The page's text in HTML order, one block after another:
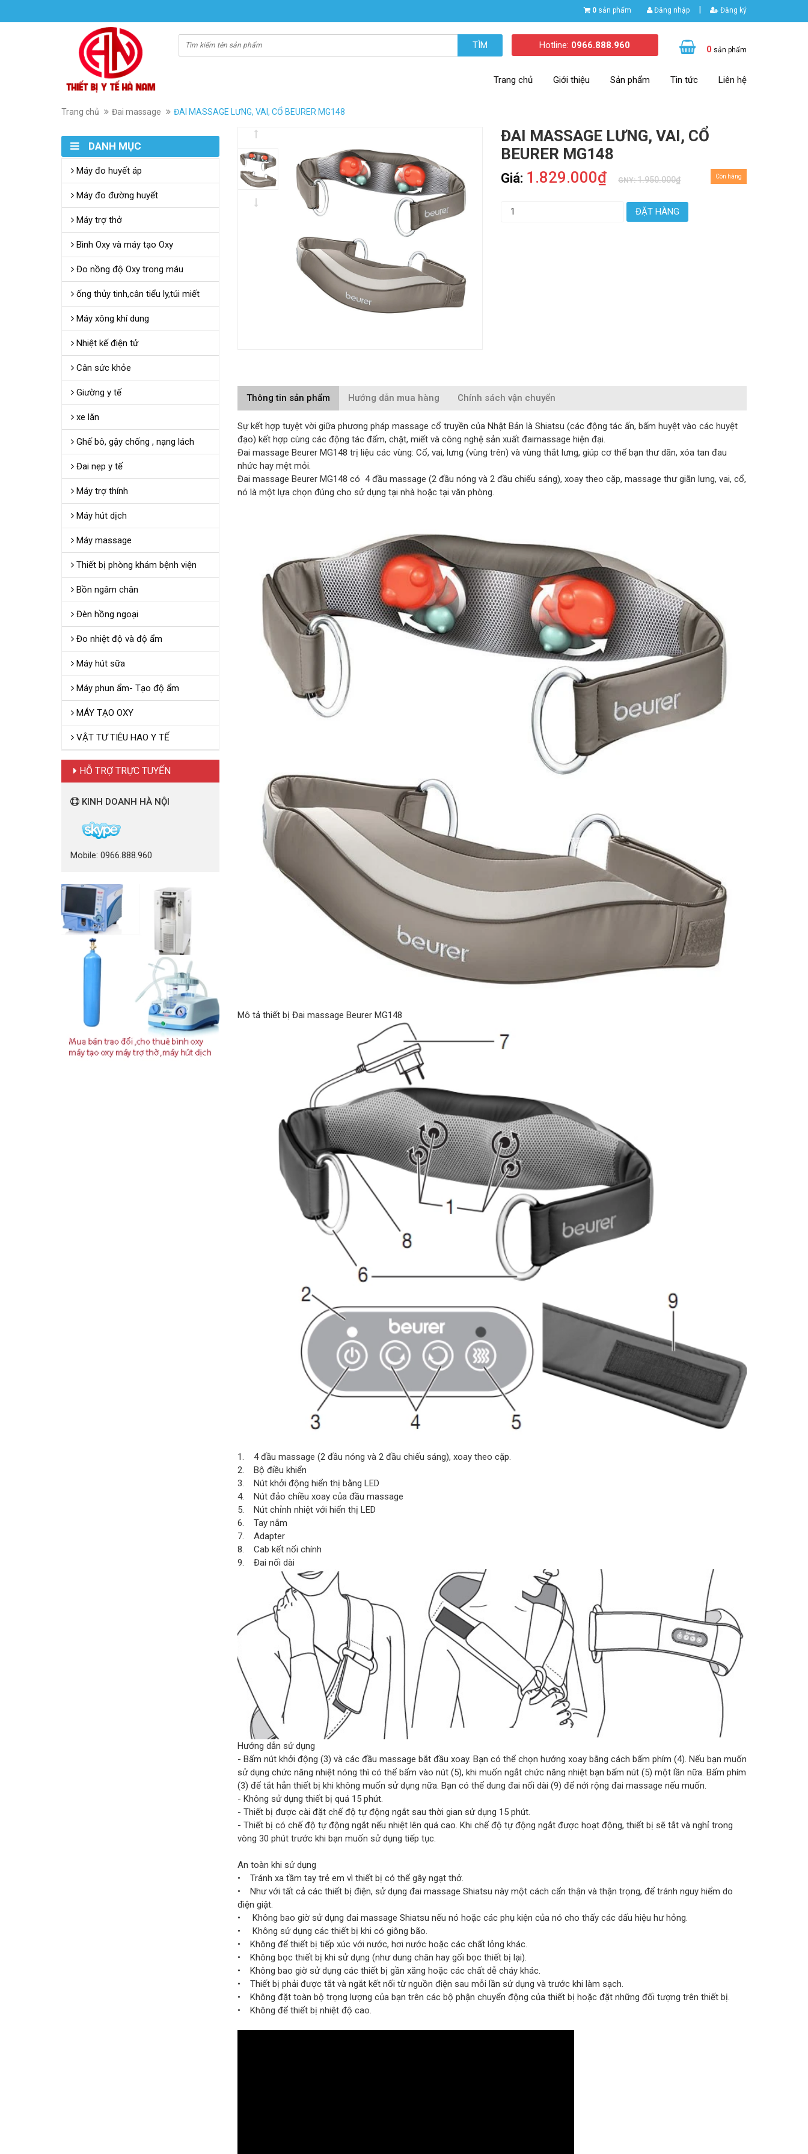
0 sản phẩm Đăng nhập | Đăng ký
TÌM Hotline: 0966.888.960 0 sản phẩm
Trang chủ Giới thiệu Sản phẩm Tin tức Liên hệ
Trang chủ Đai massage ĐAI MASSAGE LƯNG, VAI, CỔ BEURER MG148
ĐAI MASSAGE LƯNG, VAI, CỔ
BEURER MG148
Giá: 1.829.000₫ GNY:1.950.000₫ Còn hàng
ĐẶT HÀNG
Thông tin sản phẩm Hướng dẫn mua hàng Chính sách vận chuyển
Sự kết hợp tuyệt vời giữa phương pháp massage cổ truyền của Nhật Bản là Shiatsu (các động tác ấn, bấm huyệt vào các huyệt
đạo) kết hợp cùng các động tác đấm, chặt, miết và công nghệ sản xuất đaimassage hiện đại.
Đai massage Beurer MG148 trị liệu các vùng: Cổ, vai, lưng (vùng trên) và vùng thắt lưng, giúp cơ thể bạn thư dãn, xóa tan đau
nhức hay mệt mỏi.
Đai massage Beurer MG148 có 4 đầu massage (2 đầu nóng và 2 đầu chiếu sáng), xoay theo cặp, massage thư giãn lưng, vai, cổ,
nó là một lựa chọn đúng cho sử dụng tại nhà hoặc tại văn phòng.
Mô tả thiết bị Đai massage Beurer MG148
1. 4 đầu massage (2 đầu nóng và 2 đầu chiếu sáng), xoay theo cặp.
2. Bộ điều khiển
3. Nút khởi động hiển thị bằng LED
4. Nút đảo chiều xoay của đầu massage
5. Nút chỉnh nhiệt với hiển thị LED
6. Tay nắm
7. Adapter
8. Cab kết nối chính
9. Đai nối dài
Hướng dẫn sử dụng
- Bấm nút khởi động (3) và các đầu massage bắt đầu xoay. Bạn có thể chọn hướng xoay bằng cách bấm phím (4). Nếu bạn muốn
sử dụng chức năng nhiệt nóng thì có thể bấm vào nút (5), khi muốn ngắt chức năng nhiệt bạn bấm nút (5) một lần nữa. Bấm phím
(3) để tắt hẳn thiết bị khi không muốn sử dụng nữa. Bạn có thể dung đai nối dài (9) để nới rộng đai massage nếu muốn.
- Không sử dụng thiết bị quá 15 phút.
- Thiết bị được cài đặt chế độ tự động ngắt sau thời gian sử dụng 15 phút.
- Thiết bị có chế độ tự động ngắt nếu nhiệt lên quá cao. Khi chế độ tự động ngắt được hoạt động, thiết bị sẽ tắt và nghỉ trong
vòng 30 phút trước khi bạn muốn sử dụng tiếp tục.
An toàn khi sử dụng
• Tránh xa tầm tay trẻ em vì thiết bị có thể gây ngạt thở.
• Như với tất cả các thiết bị điện, sử dụng đai massage Shiatsu này một cách cẩn thận và thận trọng, để tránh nguy hiểm do
điện giật.
• Không bao giờ sử dụng đai massage Shiatsu nếu nó hoặc các phụ kiện của nó cho thấy các dấu hiệu hư hỏng.
• Không sử dụng các thiết bị khi có giông bão.
• Không để thiết bị tiếp xúc với nước, hơi nước hoặc các chất lỏng khác.
• Không bọc thiết bị khi sử dụng (như dung chăn hay gối bọc thiết bị lại).
• Không bao giờ sử dụng các thiết bị gần xăng hoặc các chất dễ cháy khác.
• Thiết bị phải được tắt và ngắt kết nối từ nguồn điện sau mỗi lần sử dụng và trước khi làm sạch.
• Không đặt toàn bộ trọng lượng của bạn trên các bộ phận chuyển động của thiết bị hoặc đặt những đối tượng trên thiết bị.
• Không để thiết bị nhiệt độ cao.
DANH MỤC
Máy đo huyết áp
Máy đo đường huyết
Máy trợ thở
Bình Oxy và máy tạo Oxy
Đo nồng độ Oxy trong máu
ống thủy tinh,cân tiểu ly,túi miết
Máy xông khí dung
Nhiệt kế điện tử
Cân sức khỏe
Giường y tế
xe lăn
Ghế bô, gậy chống , nạng lách
Đai nẹp y tế
Máy trợ thính
Máy hút dịch
Máy massage
Thiết bị phòng khám bệnh viện
Bồn ngâm chân
Đèn hồng ngoại
Đo nhiệt độ và độ ẩm
Máy hút sữa
Máy phun ẩm- Tạo độ ẩm
MÁY TẠO OXY
VẬT TƯ TIÊU HAO Y TẾ
HỖ TRỢ TRỰC TUYẾN
KINH DOANH HÀ NỘI
Mobile: 0966.888.960